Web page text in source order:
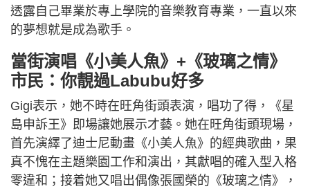
透露自己畢業於專上學院的音樂教育專業，一直以來
的夢想就是成為歌手。
當街演唱《小美人魚》+《玻璃之情》
市民：你靚過Labubu好多
Gigi表示，她不時在旺角街頭表演，唱功了得，《星
島申訴王》即場讓她展示才藝。她在旺角街頭現場，
首先演繹了迪士尼動畫《小美人魚》的經典歌曲，果
真不愧在主題樂園工作和演出，其獻唱的確入型入格
零違和；接着她又唱出偶像張國榮的《玻璃之情》，